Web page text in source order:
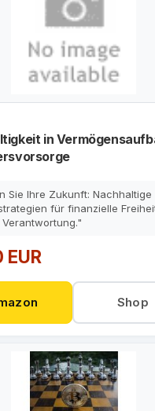
in
Sie Ihre Zukunft: Nachhaltige
für finanzielle
Shop